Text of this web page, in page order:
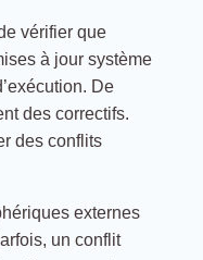
vérifier que
à jour système
De
des correctifs.
des conflits
externes
un conflit